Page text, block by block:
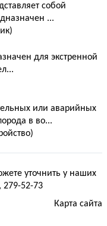
собой
...
для экстренной
или аварийных
в во...
уточнить у наших
, 279-52-73
Карта сайта